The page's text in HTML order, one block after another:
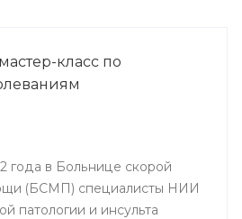
класс по
года в Больнице скорой
(БСМП) специалисты НИИ
патологии и инсульта